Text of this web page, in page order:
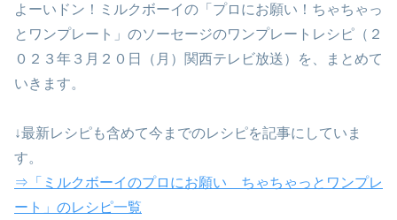
よーいドン！ミルクボーイの「プロにお願い！ちゃちゃっ
とワンプレート」のソーセージのワンプレートレシピ（２
０２３年３月２０日（月）関西テレビ放送）を、まとめて
いきます。
↓最新レシピも含めて今までのレシピを記事にしていま
す。
⇒「ミルクボーイのプロにお願い ちゃちゃっとワンプレ
ート」のレシピ一覧